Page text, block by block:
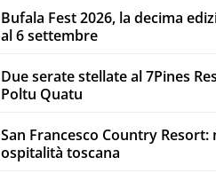
Bufala Fest 2026, la decima
al 6 settembre
Due serate stellate al 7Pines
Poltu Quatu
San Francesco Country
ospitalità toscana